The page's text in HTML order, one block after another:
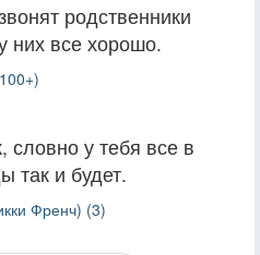
родственники
них все хорошо.
словно у тебя все в
так и будет.
Френч) (3)